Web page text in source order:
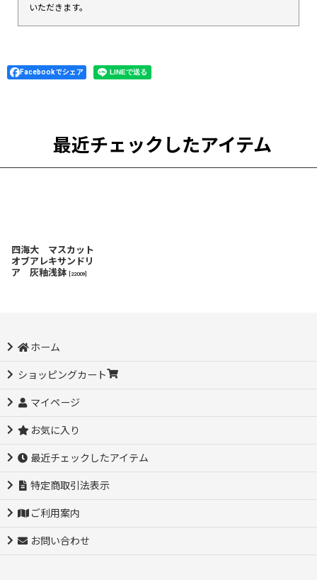
いただきます。
Facebookでシェア
最近チェックしたアイテム
四海大 マスカット
オブアレキサンドリ
ア 灰釉浅鉢
22009
ホーム
ショッピングカート
マイページ
お気に入り
最近チェックしたアイテム
特定商取引法表示
ご利用案内
お問い合わせ